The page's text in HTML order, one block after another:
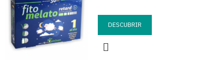
DESCUBRIR